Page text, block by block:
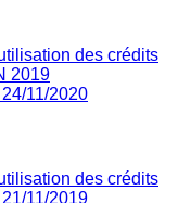
des crédits
2019
11/2020
des crédits
11/2019